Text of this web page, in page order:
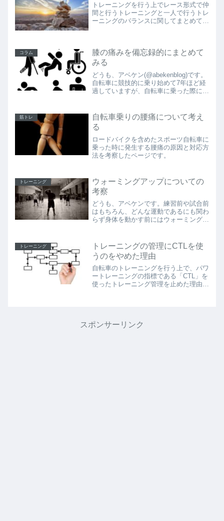
トレーニングを行う上でレース形式で仲
間と行うトレーニングと一人で行うトレ
ーニングのバランスに関してまとめてみ
コラム
膝の痛みを備忘録的にまとめて
みる
どうも、アベケン(@abekenblog)です。
自転車に競技的に乗り始めて7年ほど経
過していますが、自転車に乗った際に右
ここ1年ほどは日常生活においても違和
感が出るよう...
筋トレ
自転車乗りの腰痛について考え
る
ロードバイクを含めたスポーツ自転車に
乗った時に発生する腰痛の原因と対応方
法を考察したページです。
トレーニング
ウォーミングアップについての
考察
どうも、アベケンです。練習前や試合前
はもちろん、どんな運動であるにも関わ
らず身体を動かす前にはウォーミングア
めて怪我を予防する以外にも、精神的な
準備としても重要な意味合...
トレーニング
トレーニングの管理にCTLを使
うのをやめた理由
自転車のトレーニングを行う上で、パワ
ートレーニングの指標である「CTL」を
使ったトレーニング管理を止めた理由を
スポンサーリンク